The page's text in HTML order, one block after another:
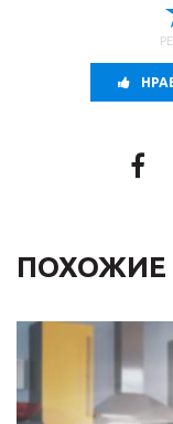
ПОХОЖИЕ